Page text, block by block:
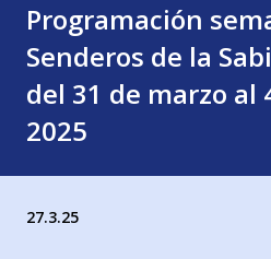
Programación
Senderos de la
del 31 de marzo al
2025
27.3.25